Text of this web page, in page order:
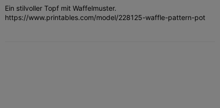
Ein stilvoller Topf mit Waffelmuster.
https://www.printables.com/model/228125-waffle-pattern-pot